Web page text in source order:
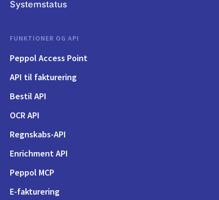
Systemstatus
FUNKTIONER OG API
Peppol Access Point
API til fakturering
Bestil API
OCR API
Regnskabs-API
Enrichment API
Peppol MCP
E-fakturering